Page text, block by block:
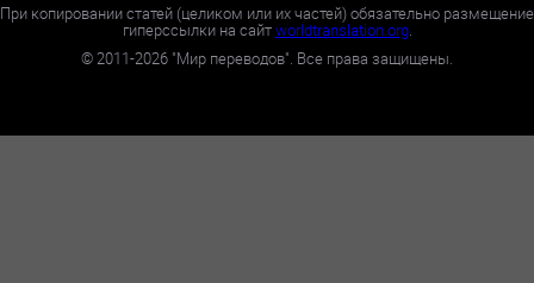
При копировании статей (целиком или их частей) обязательно размещение
гиперссылки на сайтworldtranslation.org.
©2011-2026 "Мир переводов". Все права защищены.